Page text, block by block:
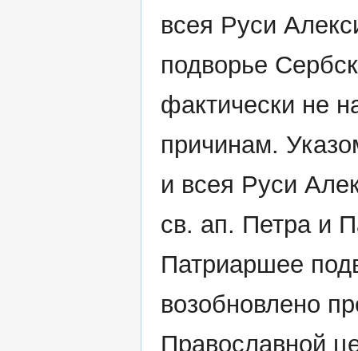
всея Руси
подворье
фактически не
причинам.
и всея Руси
св. ап. Петра и
Патриаршее
возобновлено
Православной